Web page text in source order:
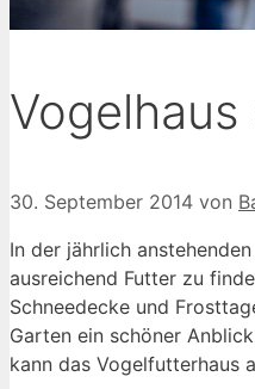
30. September 2014 von
In der jährlich
ausreichend Futter zu
Schneedecke und
Garten ein schöner
kann das Vogelfutterhaus